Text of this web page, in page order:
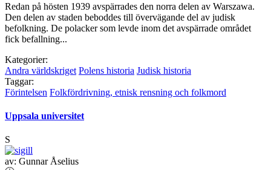
Redan på hösten 1939 avspärrades den norra delen av Warszawa.
Den delen av staden beboddes till övervägande del av judisk
befolkning. De polacker som levde inom det avspärrade området
fick befallning...
Kategorier:
Andra världskriget Polens historia Judisk historia
Taggar:
Förintelsen Folkfördrivning, etnisk rensning och folkmord
Uppsala universitet
S
av: Gunnar Åselius